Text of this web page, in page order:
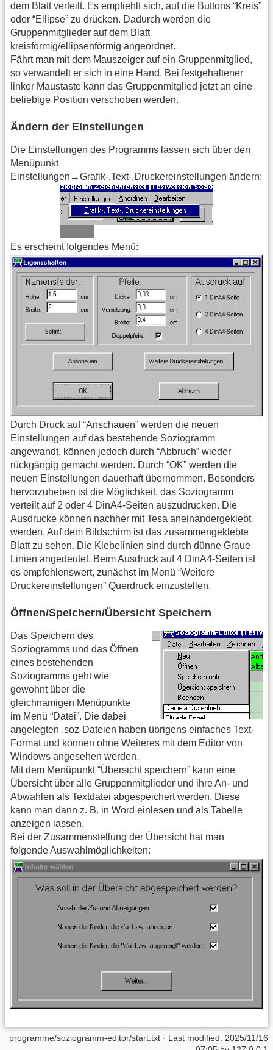
dem Blatt verteilt. Es empfiehlt sich, auf die Buttons “Kreis”
oder “Ellipse” zu drücken. Dadurch werden die
Gruppenmitglieder auf dem Blatt
kreisförmig/ellipsenförmig angeordnet.
Fährt man mit dem Mauszeiger auf ein Gruppenmitglied,
so verwandelt er sich in eine Hand. Bei festgehaltener
linker Maustaste kann das Gruppenmitglied jetzt an eine
beliebige Position verschoben werden.
Ändern der Einstellungen
Die Einstellungen des Programms lassen sich über den
Menüpunkt
Einstellungen→Grafik-,Text-,Druckereinstellungen ändern:
Es erscheint folgendes Menü:
Durch Druck auf “Anschauen” werden die neuen
Einstellungen auf das bestehende Soziogramm
angewandt, können jedoch durch “Abbruch” wieder
rückgängig gemacht werden. Durch “OK” werden die
neuen Einstellungen dauerhaft übernommen. Besonders
hervorzuheben ist die Möglichkeit, das Soziogramm
verteilt auf 2 oder 4 DinA4-Seiten auszudrucken. Die
Ausdrucke können nachher mit Tesa aneinandergeklebt
werden. Auf dem Bildschirm ist das zusammengeklebte
Blatt zu sehen. Die Klebelinien sind durch dünne Graue
Linien angedeutet. Beim Ausdruck auf 4 DinA4-Seiten ist
es empfehlenswert, zunächst im Menü “Weitere
Druckereinstellungen” Querdruck einzustellen.
Öffnen/Speichern/Übersicht Speichern
Das Speichern des
Soziogramms und das Öffnen
eines bestehenden
Soziogramms geht wie
gewohnt über die
gleichnamigen Menüpunkte
im Menü “Datei”. Die dabei
angelegten .soz-Dateien haben übrigens einfaches Text-
Format und können ohne Weiteres mit dem Editor von
Windows angesehen werden.
Mit dem Menüpunkt “Übersicht speichern” kann eine
Übersicht über alle Gruppenmitglieder und ihre An- und
Abwahlen als Textdatei abgespeichert werden. Diese
kann man dann z. B. in Word einlesen und als Tabelle
anzeigen lassen.
Bei der Zusammenstellung der Übersicht hat man
folgende Auswahlmöglichkeiten:
programme/soziogramm-editor/start.txt · Last modified: 2025/11/16